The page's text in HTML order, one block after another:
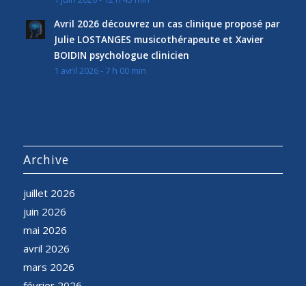
Avril 2026 découvrez un cas clinique proposé par
Julie LOSTANGES musicothérapeute et Xavier
BOIDIN psychologue clinicien
1 avril 2026 - 7 h 00 min
Archive
juillet 2026
juin 2026
mai 2026
avril 2026
mars 2026